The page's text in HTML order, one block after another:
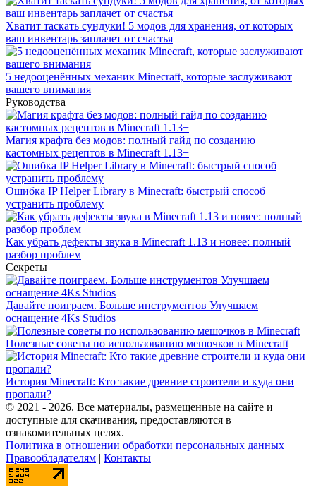
Хватит таскать сундуки! 5 модов для хранения, от которых
ваш инвентарь заплачет от счастья
5 недооценённых механик Minecraft, которые заслуживают
вашего внимания
Руководства
Магия крафта без модов: полный гайд по созданию
кастомных рецептов в Minecraft 1.13+
Ошибка IP Helper Library в Minecraft: быстрый способ
устранить проблему
Как убрать дефекты звука в Minecraft 1.13 и новее: полный
разбор проблем
Секреты
Давайте поиграем. Больше инструментов Улучшаем
оснащение 4Ks Studios
Полезные советы по использованию мешочков в Minecraft
История Minecraft: Кто такие древние строители и куда они
пропали?
© 2021 - 2026. Все материалы, размещенные на сайте и
доступные для скачивания, предоставляются в
ознакомительных целях.
Политика в отношении обработки персональных данных |
Правообладателям | Контакты